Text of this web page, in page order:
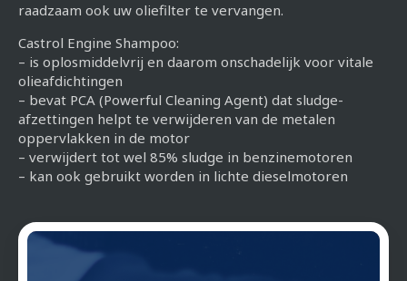
raadzaam ook uw oliefilter te vervangen.
Castrol Engine Shampoo:
– is oplosmiddelvrij en daarom onschadelijk voor vitale
olieafdichtingen
– bevat PCA (Powerful Cleaning Agent) dat sludge-
afzettingen helpt te verwijderen van de metalen
oppervlakken in de motor
– verwijdert tot wel 85% sludge in benzinemotoren
– kan ook gebruikt worden in lichte dieselmotoren